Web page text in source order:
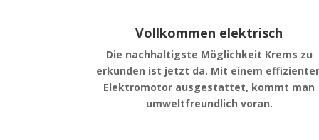
Vollkommen elektrisch
Die nachhaltigste Möglichkeit Krems zu
erkunden ist jetzt da. Mit einem
Elektromotor ausgestattet, kommt man
umweltfreundlich voran.